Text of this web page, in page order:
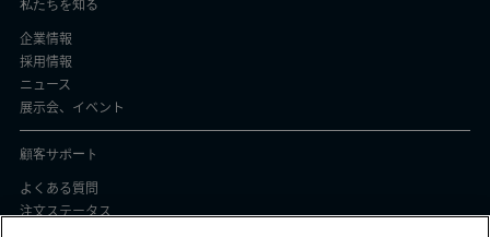
私たちを知る
企業情報
採用情報
ニュース
展示会、イベント
顧客サポート
よくある質問
注文ステータス